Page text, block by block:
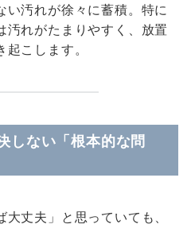
い汚れが徐々に蓄積。特に
汚れがたまりやすく、放置
こします。
しない「根本的な問
大丈夫」と思っていても、